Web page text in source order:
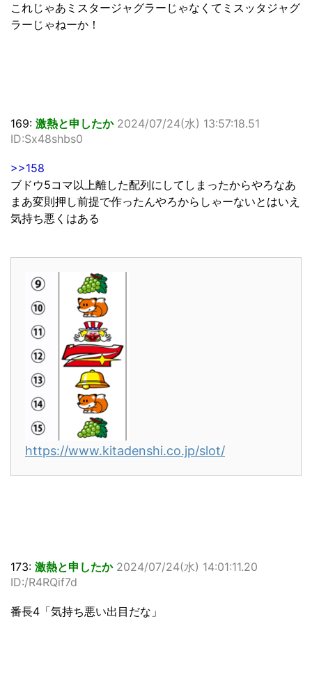
これじゃあミスタージャグラーじゃなくてミスッタジャグ
ラーじゃねーか！
169: 激熱と申したか 2024/07/24(水) 13:57:18.51
ID:Sx48shbs0
>>158
ブドウ5コマ以上離した配列にしてしまったからやろなあ
まあ変則押し前提で作ったんやろからしゃーないとはいえ
気持ち悪くはある
https://www.kitadenshi.co.jp/slot/
173: 激熱と申したか 2024/07/24(水) 14:01:11.20
ID:/R4RQif7d
番長4「気持ち悪い出目だな」